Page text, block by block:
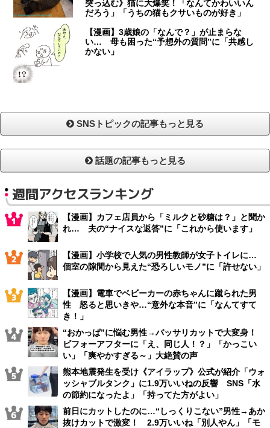
突っ込む》猫に大爆笑！「なんてかわいいん
だろう」「うちの猫もクサいものが好き」
【漫画】3歳娘の「なんで？」が止まらな
い… 母も困った“予想外の質問”に「共感し
かない」
SNSトピックの記事もっと見る
話題の記事もっと見る
週間アクセスランキング
【漫画】カフェ店員から「ミルクと砂糖は？」と聞か
れ… 夫の“ナイスな返答”に「これから使います」
【漫画】小学校で人気の男性教師が女子トイレに…
個室の隙間から見えた“恐ろしいモノ”に「許せない」
【漫画】電車でベビーカーの赤ちゃんに蹴られた男
性 怒ると思いきや…“意外な本音”に「なんてすて
き！」
“おかっぱ”に悩む男性→バッサリカットで大変身！
ビフォーアフターに「え、同じ人！？」「かっこい
い」「爽やかすぎる～」大絶賛の声
熊本地震発生を受け《アイラップ》公式が紹介「ウォ
ッシャブルタンク」に1.9万いいねの反響 SNS「水
の節約になったよ」「持ってた方がよい」
前日にカットしたのに…“しっくりこない”男性→あか
抜けカットで激変！ 2.9万いいね「別人やん」「モ